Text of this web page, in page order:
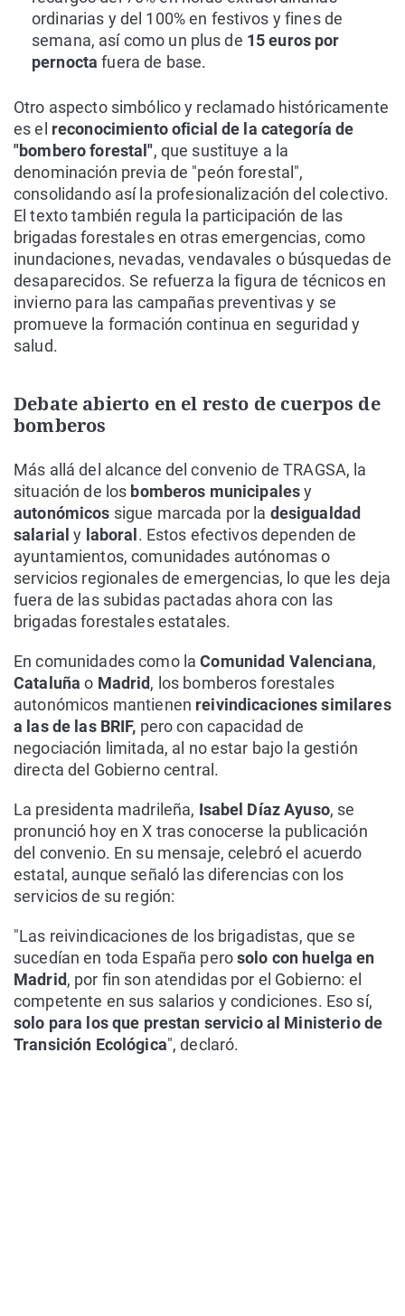
ordinarias y del 100% en festivos y fines de
semana, así como un plus de 15 euros por
pernocta fuera de base.
Otro aspecto simbólico y reclamado históricamente
es el reconocimiento oficial de la categoría de
"bombero forestal", que sustituye a la
denominación previa de "peón forestal",
consolidando así la profesionalización del colectivo.
El texto también regula la participación de las
brigadas forestales en otras emergencias, como
inundaciones, nevadas, vendavales o búsquedas de
desaparecidos. Se refuerza la figura de técnicos en
invierno para las campañas preventivas y se
promueve la formación continua en seguridad y
salud.
Debate abierto en el resto de cuerpos de
bomberos
Más allá del alcance del convenio de TRAGSA, la
situación de los bomberos municipalesy
autonómicos sigue marcada por la desigualdad
salarial y laboral . Estos efectivos dependen de
ayuntamientos, comunidades autónomas o
servicios regionales de emergencias, lo que les deja
fuera de las subidas pactadas ahora con las
brigadas forestales estatales.
En comunidades como laComunidad Valenciana,
Cataluñao Madrid, los bomberos forestales
autonómicos mantienen reivindicaciones similares
a las de las BRIF, pero con capacidad de
negociación limitada, al no estar bajo la gestión
directa del Gobierno central.
La presidenta madrileña, Isabel Díaz Ayuso, se
pronunció hoy en X tras conocerse la publicación
del convenio. En su mensaje, celebró el acuerdo
estatal, aunque señaló las diferencias con los
servicios de su región:
"Las reivindicaciones de los brigadistas, que se
sucedían en toda España perosolo con huelga en
Madrid, por fin son atendidas por el Gobierno: el
competente en sus salarios y condiciones. Eso sí,
solo para los que prestan servicio al Ministerio de
Transición Ecológica", declaró.